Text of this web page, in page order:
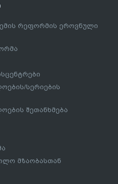
რეფორმის ეროვნული
სერიების
შეთანხმება
მზაობასთან